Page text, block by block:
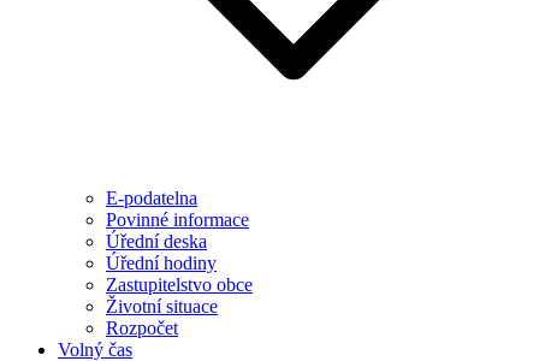
E-podatelna
Povinné informace
Úřední deska
Úřední hodiny
Zastupitelstvo obce
Životní situace
Rozpočet
Volný čas